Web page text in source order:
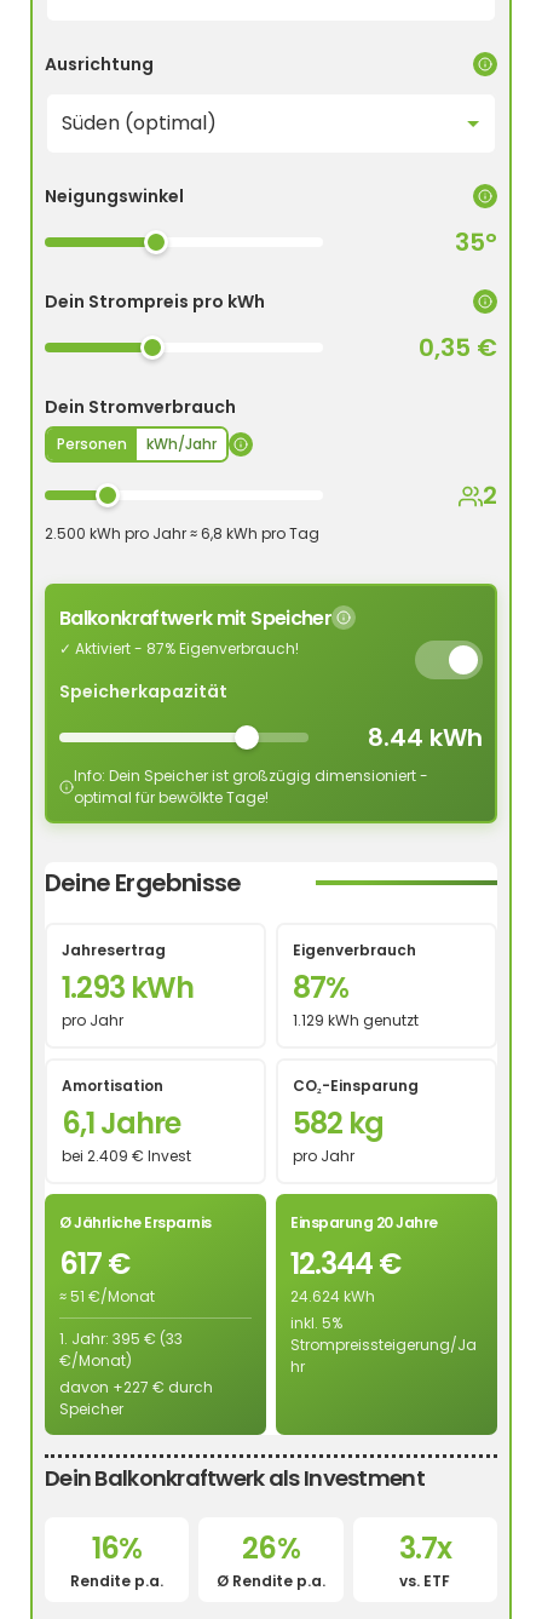
Ausrichtung
Neigungswinkel
35°
Dein Strompreis pro kWh
0,35 €
Dein Stromverbrauch
Personen kWh/Jahr
2
2.500 kWh pro Jahr ≈ 6,8 kWh pro Tag
Balkonkraftwerk mit Speicher
✓ Aktiviert - 87% Eigenverbrauch!
Speicherkapazität
8.44 kWh
Info: Dein Speicher ist großzügig dimensioniert -
optimal für bewölkte Tage!
Deine Ergebnisse
Jahresertrag
1.293 kWh
pro Jahr
Eigenverbrauch
87%
1.129 kWh genutzt
Amortisation
6,1 Jahre
bei 2.409 € Invest
CO₂-Einsparung
582 kg
pro Jahr
Ø Jährliche Ersparnis
617 €
≈ 51 €/Monat
1. Jahr: 395 € (33
€/Monat)
davon +227 € durch
Speicher
Einsparung 20 Jahre
12.344 €
24.624 kWh
inkl. 5%
Strompreissteigerung/Ja
hr
Dein Balkonkraftwerk als Investment
16%
Rendite p.a.
26%
Ø Rendite p.a.
3.7x
vs. ETF